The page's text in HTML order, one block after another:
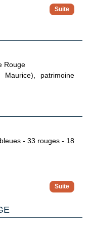
Rouge
patrimoine
- 33 rouges - 18
bleues - 77 rouges
de pistes de ski de